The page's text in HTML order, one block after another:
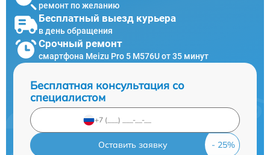
ремонт по желанию
Бесплатный выезд курьера
в день обращения
Срочный ремонт
смартфона Meizu Pro 5 M576U от 35 минут
Бесплатная консультация со
специалистом
Оставить заявку